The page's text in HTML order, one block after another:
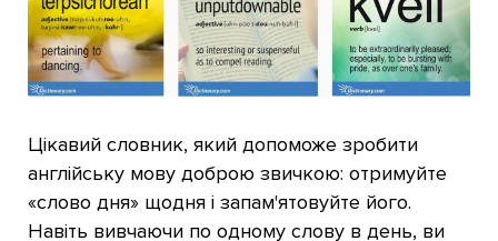
Цікавий словник, який допоможе зробити
англійську мову доброю звичкою: отримуйте
«слово дня» щодня і запам'ятовуйте його.
Навіть вивчаючи по одному слову в день, ви